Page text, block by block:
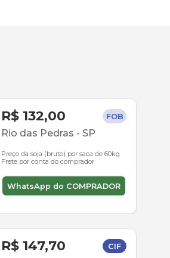
R$ 132,00 FOB
Rio das Pedras - SP
Preço da soja (bruto) por saca de 60kg
Frete por conta do comprador
WhatsApp do COMPRADOR
R$ 147,70 CIF